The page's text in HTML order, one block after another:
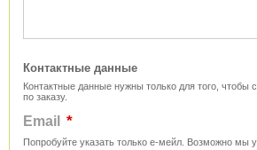
Контактные данные
Контактные данные нужны только для того,
по заказу.
Email *
Попробуйте указать только е-мейл. Возможно мы